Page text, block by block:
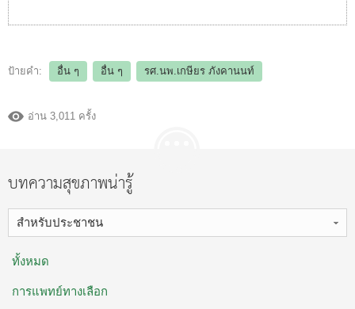
ป้ายคำ: อื่น ๆ อื่น ๆ รศ.นพ.เกษียร ภังคานนท์
อ่าน 3,011 ครั้ง
บทความสุขภาพน่ารู้
สำหรับประชาชน
ทั้งหมด
การแพทย์ทางเลือก